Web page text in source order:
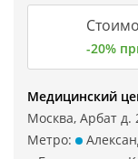
-20%
Медицинский
Москва, Арбат д.
Метро: